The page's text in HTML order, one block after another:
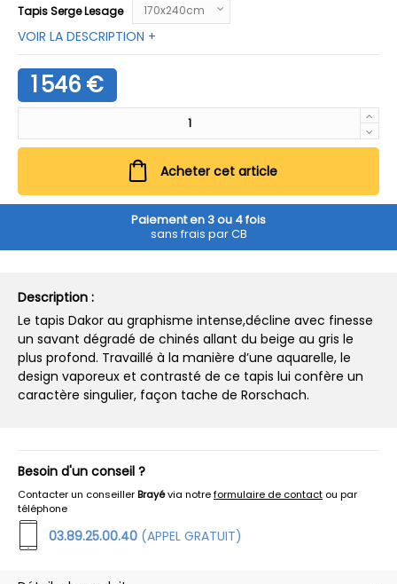
Tapis Serge Lesage
VOIR LA DESCRIPTION +
1 546 €
Acheter cet article
Paiement en 3 ou 4 fois
sans frais par CB
Description :
Le tapis Dakor au graphisme intense,décline avec finesse
un savant dégradé de chinés allant du beige au gris le
plus profond. Travaillé à la manière d’une aquarelle, le
design vaporeux et contrasté de ce tapis lui confère un
caractère singulier, façon tache de Rorschach.
Besoin d'un conseil ?
Contacter un conseillerBrayévia notreformulaire de contact ou par
téléphone
03.89.25.00.40 (APPEL GRATUIT)